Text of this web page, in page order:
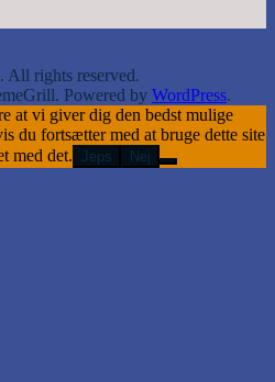
. All rights reserved.
Powered by WordPress.
at vi giver dig den bedst mulige
du fortsætter med at bruge dette site
med det. Jeps Nej